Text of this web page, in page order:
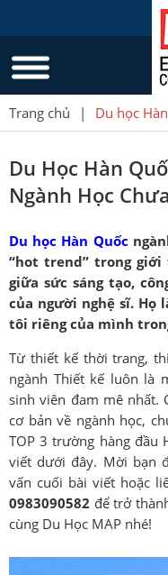
Trang chủ | Du học
Du Học Hàn
Ngành Học
Du học Hàn Quốc
“hot trend” trong
giữa sức sáng tạo,
của người nghệ sĩ.
tôi riêng của mình
Từ thiết kế thời trang,
ngành Thiết kế luôn là
sinh viên đam mê nhất.
cơ bản về ngành học,
TOP 3 trường hàng đầu
viết dưới đây. Mời bạn
vấn cuối bài viết hoặc
0983090582 để trở
cùng Du Học MAP nhé!